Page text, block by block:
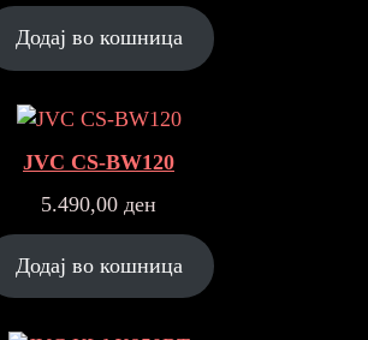
Додај во кошница
JVC CS-BW120
5.490,00 ден
Додај во кошница